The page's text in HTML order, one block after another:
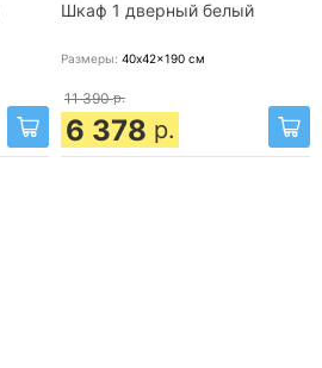
Шкаф 1 дверный белый
Размеры: 40x42x190 см
11 390 р.
6 378 р.